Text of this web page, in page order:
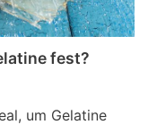
fest?
um Gelatine